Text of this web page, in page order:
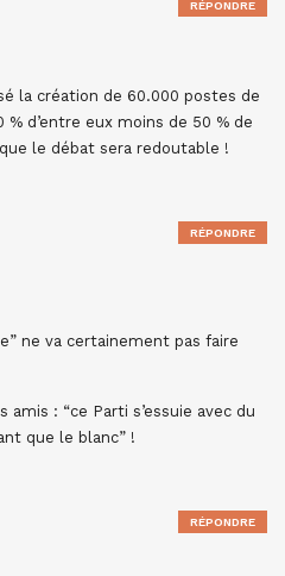
la création de 60.000 postes de
d’entre eux moins de 50 % de
le débat sera redoutable !
RÉPONDRE
ne va certainement pas faire
amis : “ce Parti s’essuie avec du
que le blanc” !
RÉPONDRE
RÉPONDRE